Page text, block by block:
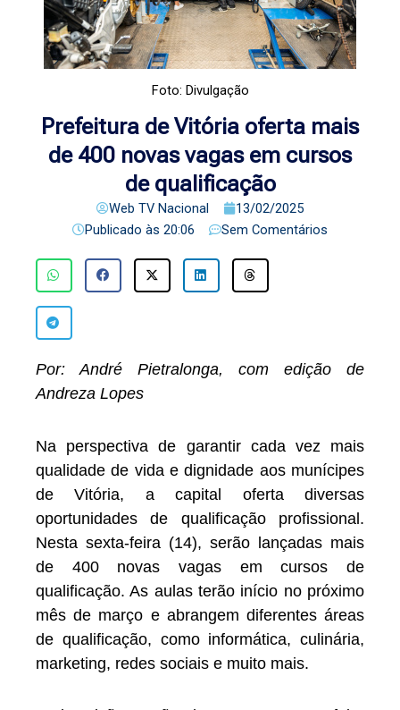
Foto: Divulgação
Prefeitura de Vitória oferta mais
de 400 novas vagas em cursos
de qualificação
Web TV Nacional
13/02/2025
Publicado às 20:06 Sem Comentários
Por: André Pietralonga, com edição de
Andreza Lopes
Na perspectiva de garantir cada vez mais
qualidade de vida e dignidade aos munícipes
de Vitória, a capital oferta diversas
oportunidades de qualificação profissional.
Nesta sexta-feira (14), serão lançadas mais
de 400 novas vagas em cursos de
qualificação. As aulas terão início no próximo
mês de março e abrangem diferentes áreas
de qualificação, como informática, culinária,
marketing, redes sociais e muito mais.